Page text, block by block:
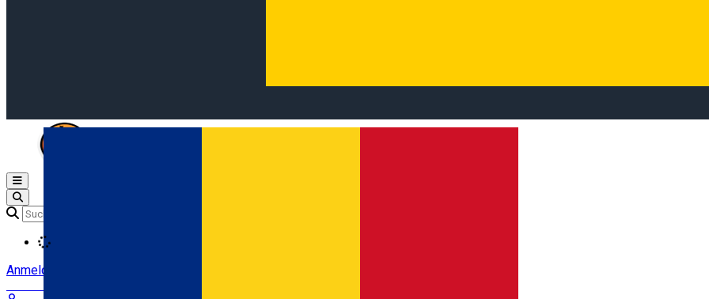
Open main menu
Anmeldung